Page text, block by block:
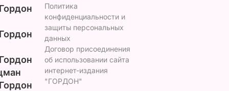
Политика
конфиденциальности и
защиты персональных
данных
Договор присоединения
об использовании сайта
интернет-издания
"ГОРДОН"